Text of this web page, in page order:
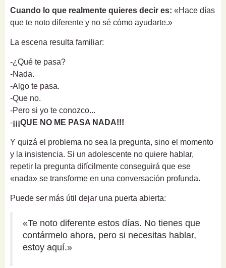
Cuando lo que realmente quieres decir es: «Hace días
que te noto diferente y no sé cómo ayudarte.»
La escena resulta familiar:
-¿Qué te pasa?
-Nada.
-Algo te pasa.
-Que no.
-Pero si yo te conozco...
-¡¡¡QUE NO ME PASA NADA!!!
Y quizá el problema no sea la pregunta, sino el momento
y la insistencia. Si un adolescente no quiere hablar,
repetir la pregunta difícilmente conseguirá que ese
«nada» se transforme en una conversación profunda.
Puede ser más útil dejar una puerta abierta:
«Te noto diferente estos días. No tienes que
contármelo ahora, pero si necesitas hablar,
estoy aquí.»